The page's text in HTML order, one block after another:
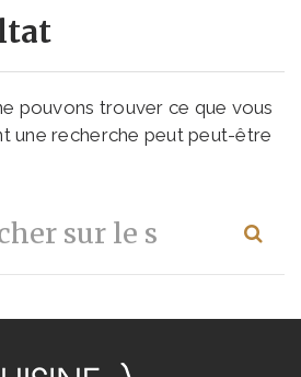
pouvons trouver ce que vous
une recherche peut peut-être